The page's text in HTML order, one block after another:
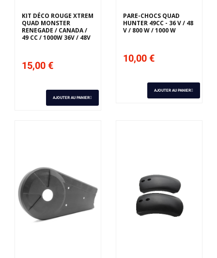
KIT DÉCO ROUGE XTREM
QUAD MONSTER
RENEGADE / CANADA /
49 CC / 1000W 36V / 48V
15,00 €
AJOUTER AU PANIER
PARE-CHOCS QUAD
HUNTER 49CC - 36 V / 48
V / 800 W / 1000 W
10,00 €
AJOUTER AU PANIER